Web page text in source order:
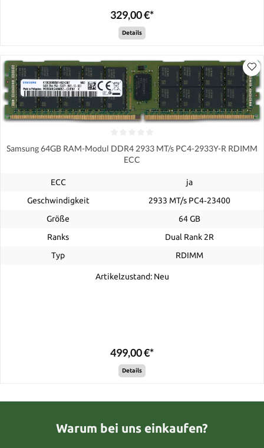
329,00 €*
Details
Samsung 64GB RAM-Modul DDR4 2933 MT/s PC4-2933Y-R RDIMM
ECC
ECC
ja
Geschwindigkeit
2933 MT/s PC4‑23400
Größe
64 GB
Ranks
Dual Rank 2R
Typ
RDIMM
Artikelzustand: Neu
499,00 €*
Details
Warum bei uns einkaufen?